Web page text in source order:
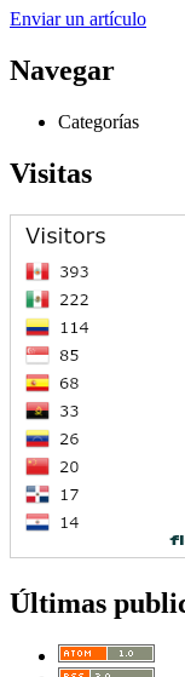
Enviar un artículo
Navegar
Categorías
Visitas
Últimas